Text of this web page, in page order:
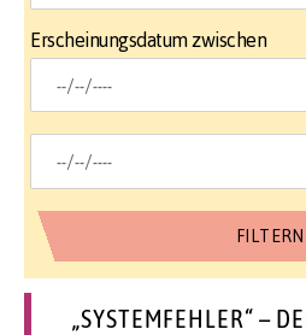
Erscheinungsdatum zwischen
„SYSTEMFEHLER“ –